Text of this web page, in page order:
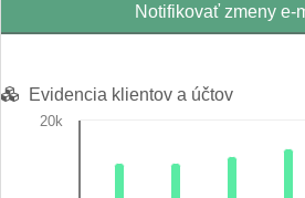
Notifikovať zmeny e-
Evidencia klientov a účtov
20k